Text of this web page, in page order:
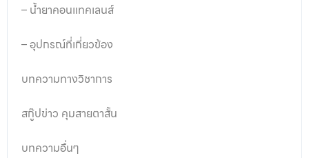
– น้ำยาคอนแทคเลนส์
– อุปกรณ์ที่เกี่ยวข้อง
บทความทางวิชาการ
สกู๊ปข่าว คุมสายตาสั้น
บทความอื่นๆ